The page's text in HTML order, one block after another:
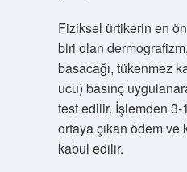
Fiziksel ürtikerin en
biri olan
basacağı, tükenmez
ucu) basınç
test edilir. İşlemden
ortaya çıkan ödem ve
kabul edilir.